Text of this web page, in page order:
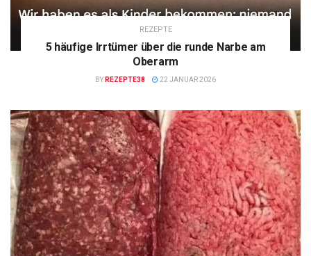
REZEPTE
5 häufige Irrtümer über die runde Narbe am
Oberarm
BY REZEPTE38 22 JANUAR 2026